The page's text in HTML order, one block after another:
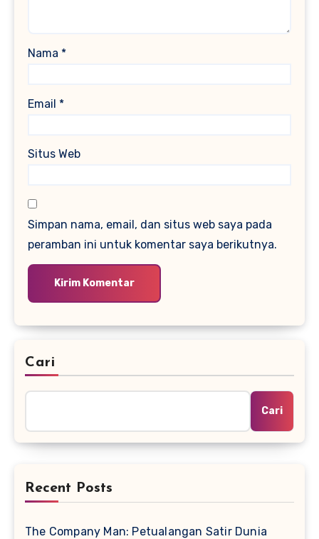
Nama *
Email *
Situs Web
Simpan nama, email, dan situs web saya pada
peramban ini untuk komentar saya berikutnya.
Cari
Cari
Recent Posts
The Company Man: Petualangan Satir Dunia